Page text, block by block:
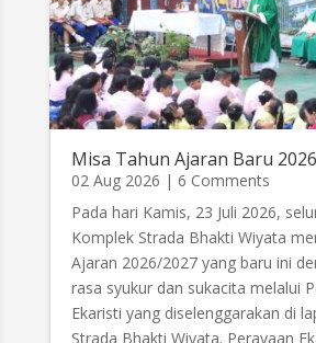
Misa Tahun Ajaran Baru
02 Aug 2026 | 6 Comments
Pada hari Kamis, 23 Juli 2026,
Komplek Strada Bhakti Wiyata
Ajaran 2026/2027 yang baru ini
rasa syukur dan sukacita melalui
Ekaristi yang diselenggarakan di
Strada Bhakti Wiyata. Perayaan